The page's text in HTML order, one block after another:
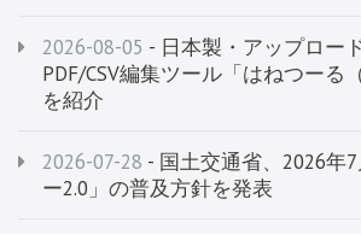
2026-07-28 - 国土交通省、2026年7
ー2.0」の普及方針を発表
2026-08-05 - 日本製・アップロー
PDF/CSV編集ツール「はねつーる
を紹介